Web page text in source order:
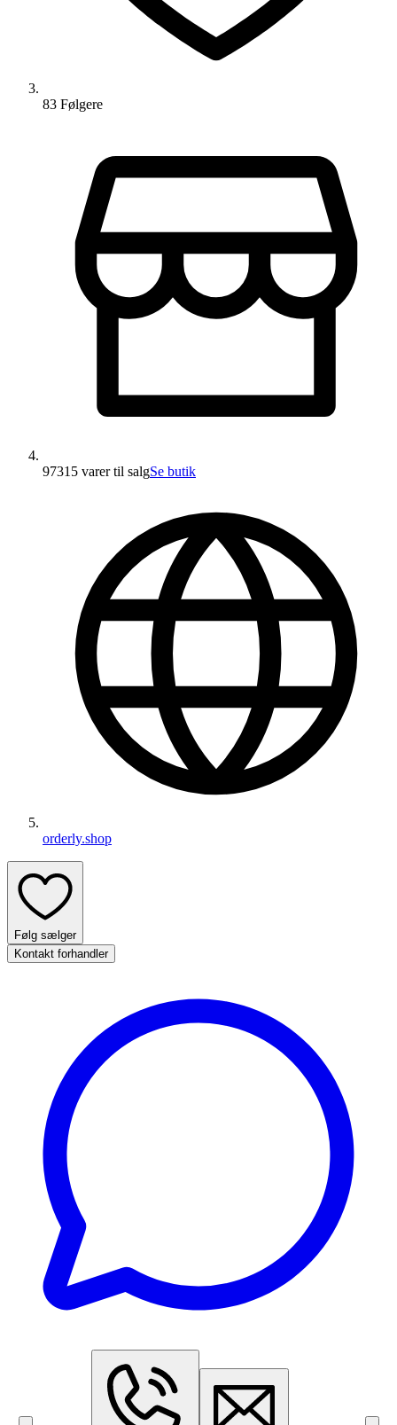
83 Følgere
97315 varertil salgSe butik
orderly.shop
Følg sælger
Kontakt forhandler